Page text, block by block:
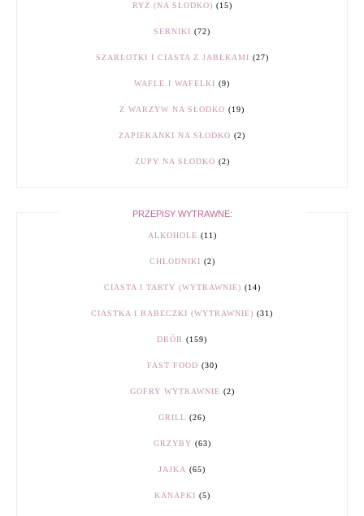
RYŻ (NA SŁODKO) (15)
SERNIKI (72)
SZARLOTKI I CIASTA Z JABŁKAMI (27)
WAFLE I WAFELKI (9)
Z WARZYW NA SŁODKO (19)
ZAPIEKANKI NA SŁODKO (2)
ZUPY NA SŁODKO (2)
PRZEPISY WYTRAWNE:
ALKOHOLE (11)
CHŁODNIKI (2)
CIASTA I TARTY (WYTRAWNIE) (14)
CIASTKA I BABECZKI (WYTRAWNIE) (31)
DRÓB (159)
FAST FOOD (30)
GOFRY WYTRAWNIE (2)
GRILL (26)
GRZYBY (63)
JAJKA (65)
KANAPKI (5)